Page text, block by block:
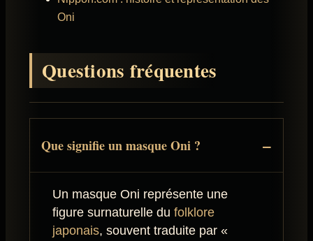
Oni
Questions fréquentes
Que signifie un masque Oni ?
Un masque Oni représente une
figure surnaturelle du folklore
japonais, souvent traduite par «